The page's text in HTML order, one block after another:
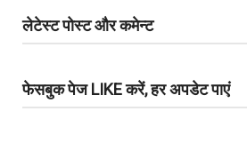
लेटेस्ट पोस्ट और कमेन्ट
फेसबुक पेज LIKE करें, हर अपडेट पाएं